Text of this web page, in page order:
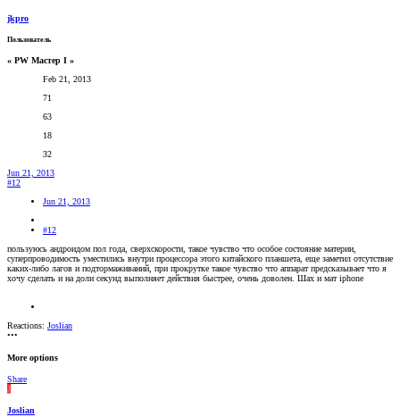
jkpro
Пользователь
« PW Мастер I »
Feb 21, 2013
71
63
18
32
Jun 21, 2013
#12
Jun 21, 2013
#12
пользуюсь андроидом пол года, сверхскорости, такое чувство что особое состояние материи,
суперпроводимость уместились внутри процессора этого китайского планшета, еще заметил отсутствие
каких-либо лагов и подтормаживаний, при прокрутке такое чувство что аппарат предсказывает что я
хочу сделать и на доли секунд выполняет действия быстрее, очень доволен. Шах и мат iphone
Reactions: Joslian
•••
More options
Share
J
Joslian